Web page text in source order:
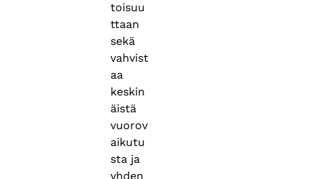
toisuu
ttaan
sekä
vahvist
aa
keskin
äistä
vuorov
aikutu
sta ja
yhden